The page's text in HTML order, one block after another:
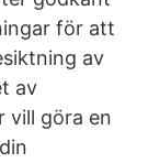
för att
av
av
vill göra en